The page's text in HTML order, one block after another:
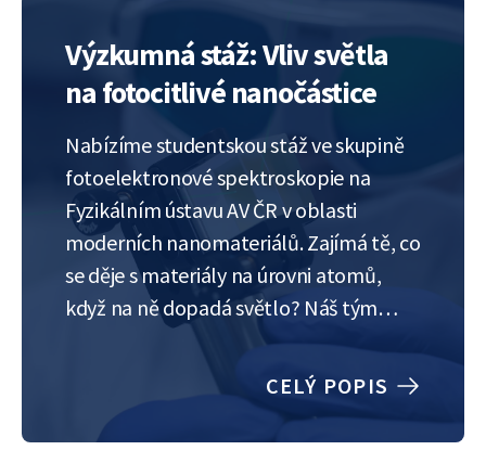
Výzkumná stáž: Vliv světla
na fotocitlivé nanočástice
Nabízíme studentskou stáž ve skupině
fotoelektronové spektroskopie na
Fyzikálním ústavu AV ČR v oblasti
moderních nanomateriálů. Zajímá tě, co
se děje s materiály na úrovni atomů,
když na ně dopadá světlo? Náš tým
zkoumá fotocitlivé nanomateriály a
procesy, které se spouštějí jejich
ozářením. Jedním ze zkoumaných
systémů jsou scintiliátory, což jsou
CELÝ POPIS